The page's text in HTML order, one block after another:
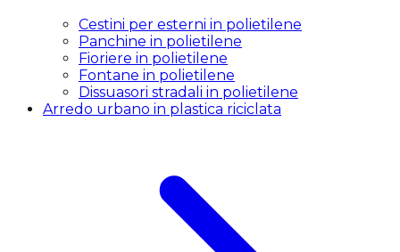
Cestini per esterni in polietilene
Panchine in polietilene
Fioriere in polietilene
Fontane in polietilene
Dissuasori stradali in polietilene
Arredo urbano in plastica riciclata